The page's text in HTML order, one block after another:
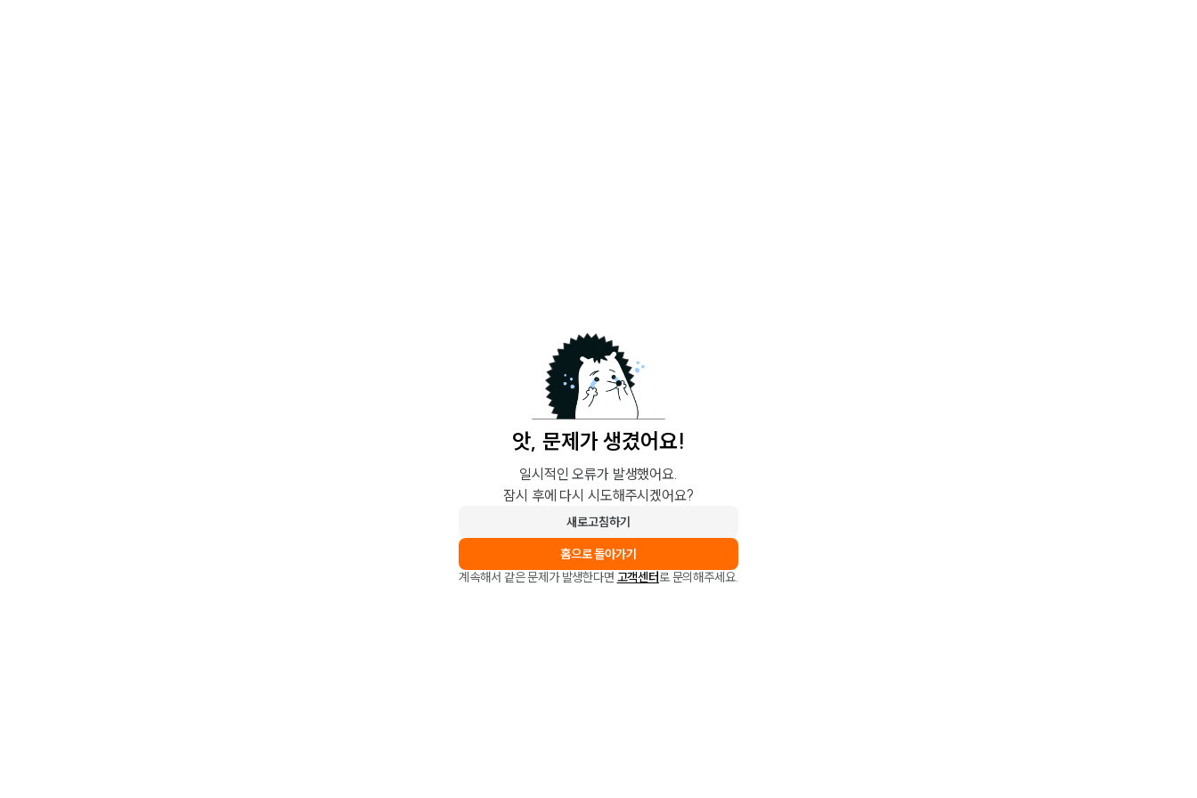
앗, 문제가 생겼어요!
일시적인 오류가 발생했어요.
잠시 후에 다시 시도해주시겠어요?
새로고침하기
홈으로 돌아가기
계속해서 같은 문제가 발생한다면 고객센터로 문의해주세요.